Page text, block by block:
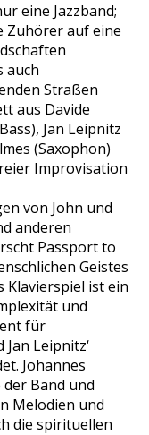
eine Jazzband;
Zuhörer auf eine
auch
Straßen
aus Davide
Jan Leipnitz
(Saxophon)
Improvisation
von John und
anderen
Passport to
Geistes
Klavierspiel ist ein
und
für
Leipnitz‘
Johannes
der Band und
Melodien und
die spirituellen